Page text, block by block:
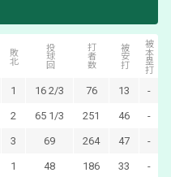
敗北 投球回 打者数 被安打 被本塁打
1 16 2/3 76 13 -
2 65 1/3 251 46 -
3 69 264 47 -
1 48 186 33 -